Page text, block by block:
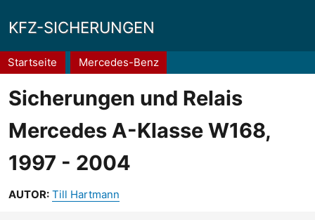
KFZ-SICHERUNGEN
Pfadnavigation
Startseite Mercedes-Benz
Sicherungen und Relais
Mercedes A-Klasse W168,
1997 - 2004
AUTOR: Till Hartmann